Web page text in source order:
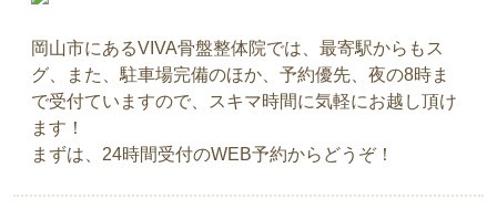
岡山市にあるVIVA骨盤整体院では、最寄駅からもス
グ、また、駐車場完備のほか、予約優先、夜の8時ま
で受付ていますので、スキマ時間に気軽にお越し頂け
ます！
まずは、24時間受付のWEB予約からどうぞ！